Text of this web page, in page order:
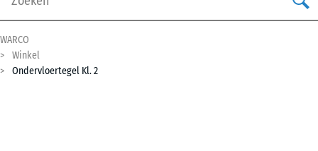
WARCO
Winkel
Ondervloertegel Kl. 2